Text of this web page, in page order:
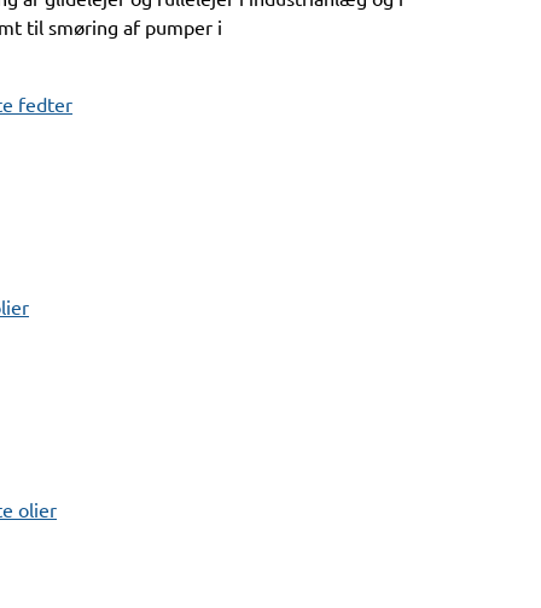
fedter
olier
til smøring af pumper i